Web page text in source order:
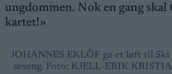
ungdommen. Nok en gang skal
kartet!»
JOHANNES EKLÖF ga et løft til Ski
sesong. Foto: KJELL-ERIK